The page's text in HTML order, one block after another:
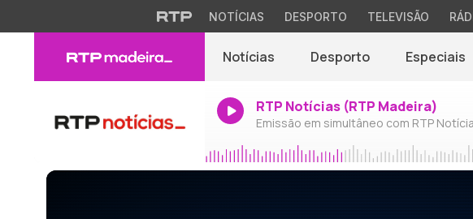
NOTÍCIAS DESPORTO TELEVISÃO
Notícias Desporto Especiais
RTP Notícias (RTP Madeira)
Emissão em simultâneo com RTP